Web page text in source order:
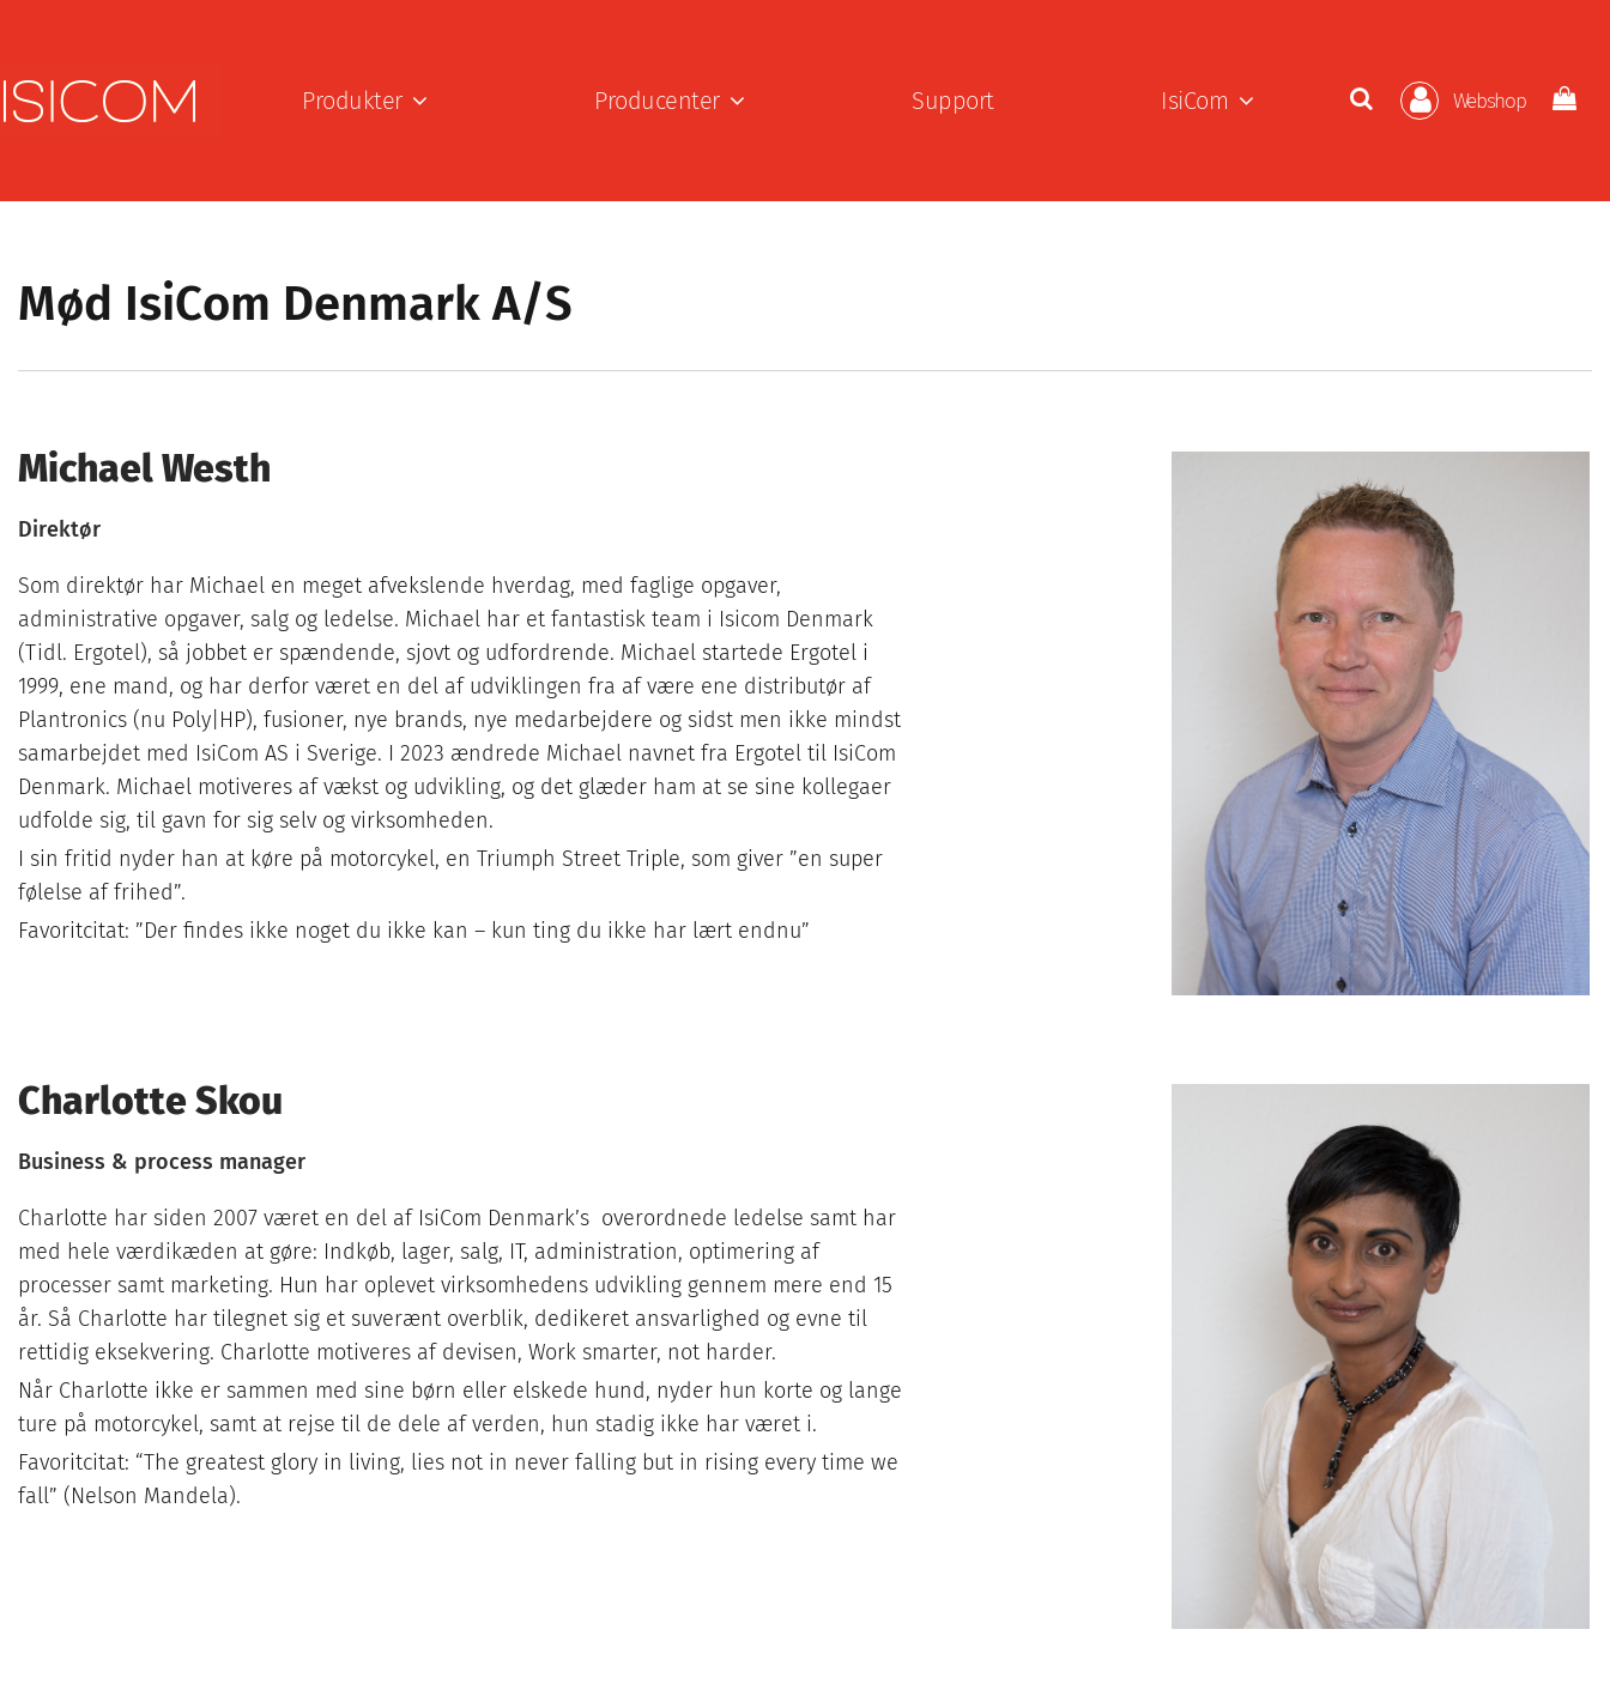
Produkter Producenter Support IsiCom Webshop
Mød IsiCom Denmark A/S
Michael Westh
Direktør
Som direktør har Michael en meget afvekslende hverdag, med faglige opgaver,
administrative opgaver, salg og ledelse. Michael har et fantastisk team i Isicom Denmark
(Tidl. Ergotel), så jobbet er spændende, sjovt og udfordrende. Michael startede Ergotel i
1999, ene mand, og har derfor været en del af udviklingen fra af være ene distributør af
Plantronics (nu Poly|HP), fusioner, nye brands, nye medarbejdere og sidst men ikke mindst
samarbejdet med IsiCom AS i Sverige. I 2023 ændrede Michael navnet fra Ergotel til IsiCom
Denmark. Michael motiveres af vækst og udvikling, og det glæder ham at se sine kollegaer
udfolde sig, til gavn for sig selv og virksomheden.
I sin fritid nyder han at køre på motorcykel, en Triumph Street Triple, som giver ”en super
følelse af frihed”.
Favoritcitat: ”Der findes ikke noget du ikke kan – kun ting du ikke har lært endnu”
Charlotte Skou
Business & process manager
Charlotte har siden 2007 været en del af IsiCom Denmark’s overordnede ledelse samt har
med hele værdikæden at gøre: Indkøb, lager, salg, IT, administration, optimering af
processer samt marketing. Hun har oplevet virksomhedens udvikling gennem mere end 15
år. Så Charlotte har tilegnet sig et suverænt overblik, dedikeret ansvarlighed og evne til
rettidig eksekvering. Charlotte motiveres af devisen, Work smarter, not harder.
Når Charlotte ikke er sammen med sine børn eller elskede hund, nyder hun korte og lange
ture på motorcykel, samt at rejse til de dele af verden, hun stadig ikke har været i.
Favoritcitat: “The greatest glory in living, lies not in never falling but in rising every time we
fall” (Nelson Mandela).